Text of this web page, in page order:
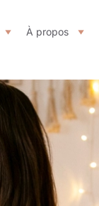
À propos